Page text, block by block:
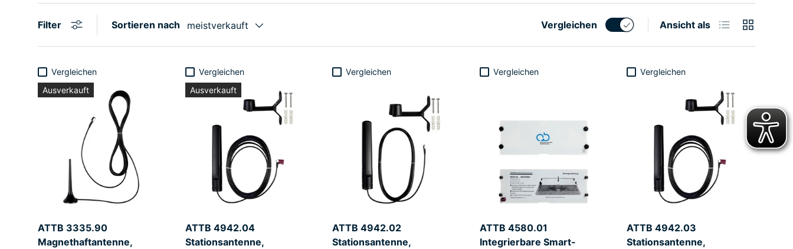
Filter Sortieren nach meistverkauft Vergleichen Ansicht als Produktliste
Vergleichen
Ausverkauft
ATTB 3335.90
Magnethaftantenne,
Vergleichen
Ausverkauft
ATTB 4942.04
Stationsantenne,
Vergleichen
ATTB 4942.02
Stationsantenne,
Vergleichen
ATTB 4580.01
Integrierbare Smart-
Vergleichen
ATTB 4942.03
Stationsantenne,